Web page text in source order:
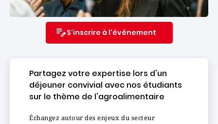
S'inscrire à l'événement
Partagez votre expertise lors d'un
déjeuner convivial avec nos étudiants
sur le thème de l'agroalimentaire
Échangez autour des enjeux du secteur